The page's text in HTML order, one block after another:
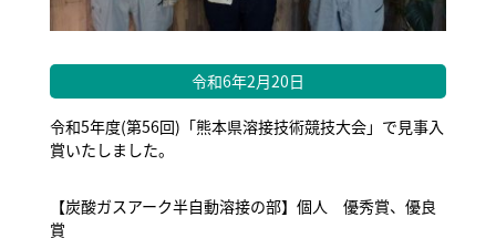
令和6年2月20日
令和5年度(第56回)「熊本県溶接技術競技大会」で見事入
賞いたしました。
【炭酸ガスアーク半自動溶接の部】個人 優秀賞、優良
賞